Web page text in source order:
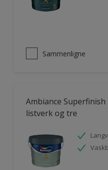
Sammenligne
Ambiance
listverk og tre